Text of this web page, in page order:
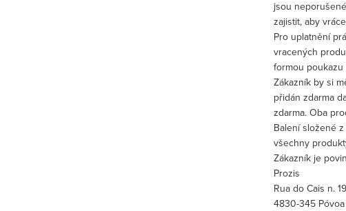
jsou
zajistit, aby
Pro uplatnění
vracených
formou
Zákazník by si
přidán zdarma
zdarma. Oba
Balení složené
všechny
Zákazník je
Prozis
Rua do Cais n.
4830-345